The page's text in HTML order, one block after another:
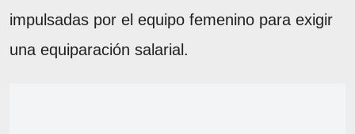
impulsadas por el equipo femenino para exigir
una equiparación salarial.